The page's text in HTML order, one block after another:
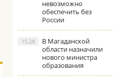
невозможно
обеспечить без
России
В Магаданской
области назначили
нового министра
образования
15:28